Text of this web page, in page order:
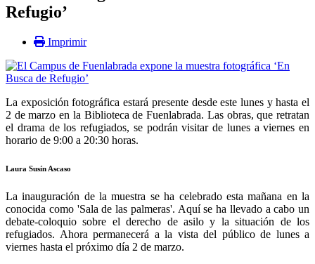
Refugio’
Imprimir
La exposición fotográfica estará presente desde este lunes y hasta el
2 de marzo en la Biblioteca de Fuenlabrada. Las obras, que retratan
el drama de los refugiados, se podrán visitar de lunes a viernes en
horario de 9:00 a 20:30 horas.
Laura Susín Ascaso
La inauguración de la muestra se ha celebrado esta mañana en la
conocida como 'Sala de las palmeras'. Aquí se ha llevado a cabo un
debate-coloquio sobre el derecho de asilo y la situación de los
refugiados. Ahora permanecerá a la vista del público de lunes a
viernes hasta el próximo día 2 de marzo.